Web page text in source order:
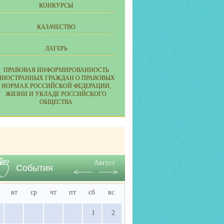
КОНКУРСЫ
КАЗАЧЕСТВО
ЛАГЕРЬ
ПРАВОВАЯ ИНФОРМИРОВАННОСТЬ
ГРАЖДАН О ПРАВОВЫХ
НОРМАХ РОССИЙСКОЙ ФЕДЕРАЦИИ,
ЖИЗНИ И УКЛАДЕ РОССИЙСКОГО
ОБЩЕСТВА
События
Август
вт ср чт пт сб вс
1 2